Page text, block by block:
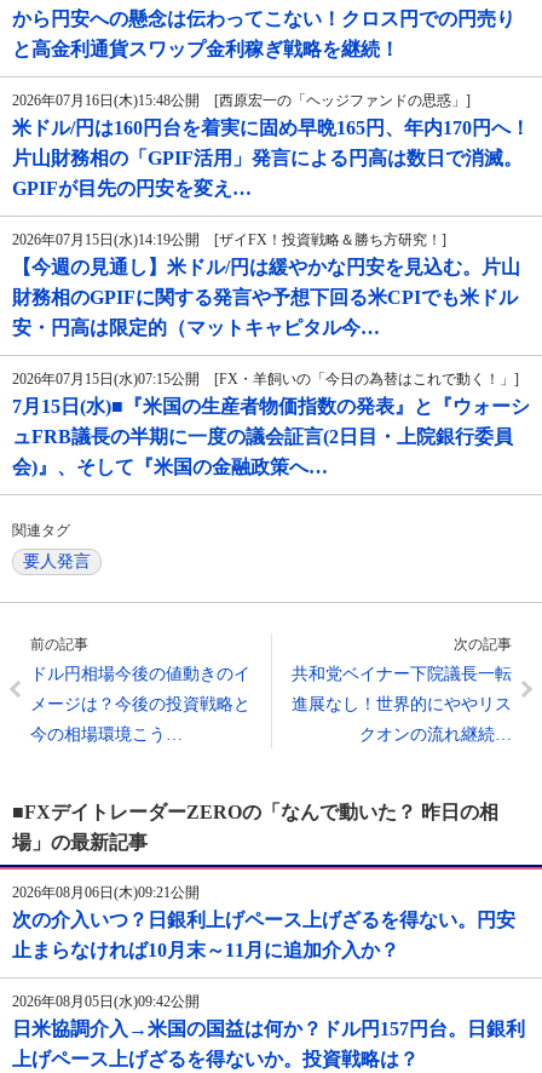
から円安への懸念は伝わってこない！クロス円での円売り
と高金利通貨スワップ金利稼ぎ戦略を継続！
2026年07月16日(木)15:48公開 [西原宏一の「ヘッジファンドの思惑」]
米ドル/円は160円台を着実に固め早晩165円、年内170円へ！
片山財務相の「GPIF活用」発言による円高は数日で消滅。
GPIFが目先の円安を変え…
2026年07月15日(水)14:19公開 [ザイFX！投資戦略＆勝ち方研究！]
【今週の見通し】米ドル/円は緩やかな円安を見込む。片山
財務相のGPIFに関する発言や予想下回る米CPIでも米ドル
安・円高は限定的（マットキャピタル今…
2026年07月15日(水)07:15公開 [FX・羊飼いの「今日の為替はこれで動く！」]
7月15日(水)■『米国の生産者物価指数の発表』と『ウォーシ
ュFRB議長の半期に一度の議会証言(2日目・上院銀行委員
会)』、そして『米国の金融政策へ…
関連タグ
要人発言
前の記事
ドル円相場今後の値動きのイ
メージは？今後の投資戦略と
今の相場環境こう…
次の記事
共和党ベイナー下院議長一転
進展なし！世界的にややリス
クオンの流れ継続…
■FXデイトレーダーZEROの「なんで動いた？ 昨日の相
場」の最新記事
2026年08月06日(木)09:21公開
次の介入いつ？日銀利上げペース上げざるを得ない。円安
止まらなければ10月末～11月に追加介入か？
2026年08月05日(水)09:42公開
日米協調介入→米国の国益は何か？ドル円157円台。日銀利
上げペース上げざるを得ないか。投資戦略は？